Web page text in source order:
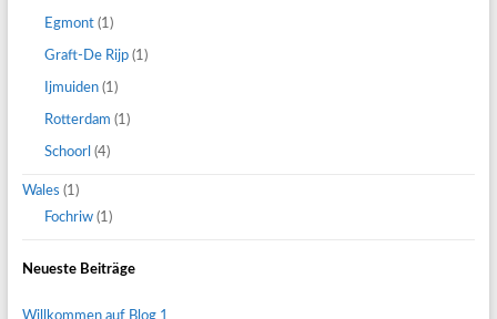
Egmont(1)
Graft-De Rijp(1)
Ijmuiden(1)
Rotterdam (1)
Schoorl (4)
Wales (1)
Fochriw(1)
Neueste Beiträge